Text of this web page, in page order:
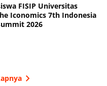
FISIP Universitas
Iconomics 7th Indonesia
2026